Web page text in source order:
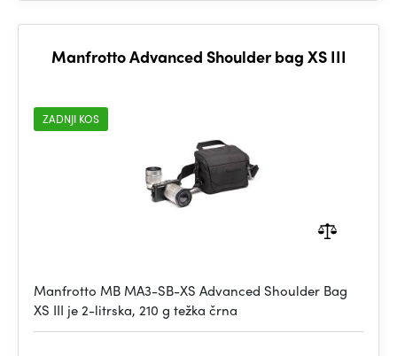
Manfrotto Advanced Shoulder bag XS III
ZADNJI KOS
Manfrotto MB MA3-SB-XS Advanced Shoulder Bag
XS III je 2-litrska, 210 g težka črna